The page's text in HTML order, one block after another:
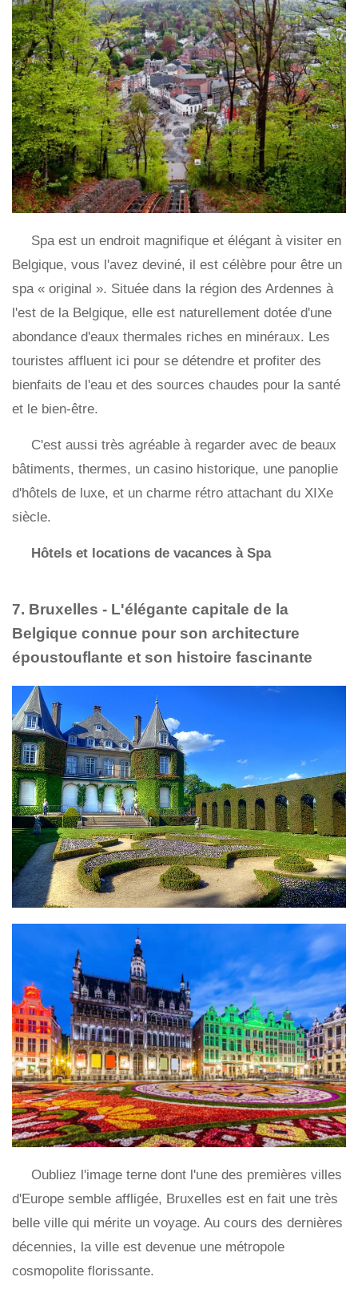
Spa est un endroit magnifique et élégant à visiter en
Belgique, vous l'avez deviné, il est célèbre pour être un
spa « original ». Située dans la région des Ardennes à
l'est de la Belgique, elle est naturellement dotée d'une
abondance d'eaux thermales riches en minéraux. Les
touristes affluent ici pour se détendre et profiter des
bienfaits de l'eau et des sources chaudes pour la santé
et le bien-être.
C'est aussi très agréable à regarder avec de beaux
bâtiments, thermes, un casino historique, une panoplie
d'hôtels de luxe, et un charme rétro attachant du XIXe
siècle.
Hôtels et locations de vacances à Spa
7. Bruxelles - L'élégante capitale de la
Belgique connue pour son architecture
époustouflante et son histoire fascinante
Oubliez l'image terne dont l'une des premières villes
d'Europe semble affligée, Bruxelles est en fait une très
belle ville qui mérite un voyage. Au cours des dernières
décennies, la ville est devenue une métropole
cosmopolite florissante.